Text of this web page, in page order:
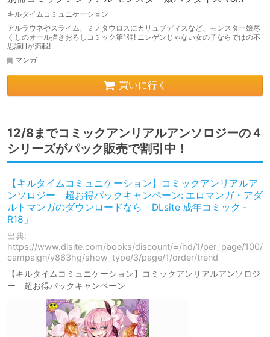
キルタイムコミュニケーション
アルラウネやスライム、ミノタウロスにカリュブディスなど、モンスター娘尽
くしのオール描きおろしコミック第1弾! ニンゲンじゃない女の子ならではの不
思議Hが満載!
マンガ
買いに行く
12/8までコミックアンリアルアンソロジーの４
シリーズがパック販売で割引中！
【キルタイムコミュニケーション】コミックアンリアルア
ンソロジー 超お得パックキャンペーン: エロマンガ・アダ
ルトマンガのダウンロードなら「DLsite 成年コミック -
R18」
出典:
https://www.dlsite.com/books/discount/=/hd/1/per_page/100/
campaign/y863hg/show_type/3/page/1/order/trend
【キルタイムコミュニケーション】コミックアンリアルアンソロジ
ー 超お得パックキャンペーン